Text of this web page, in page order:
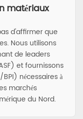
matériaux
d'affirmer que
Nous utilisons
de leaders
et fournissons
nécessaires à
marchés
du Nord.